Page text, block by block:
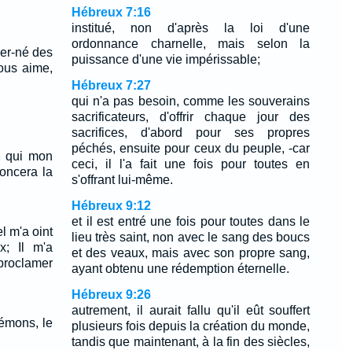
né des
aime,
qui mon
la
m'a oint
Il m'a
le
Hébreux 7:16
institué, non d'après la loi d'une
ordonnance charnelle, mais selon la
puissance d'une vie impérissable;
Hébreux 7:27
qui n'a pas besoin, comme les souverains
sacrificateurs, d'offrir chaque jour des
sacrifices, d'abord pour ses propres
péchés, ensuite pour ceux du peuple, -car
ceci, il l'a fait une fois pour toutes en
s'offrant lui-même.
Hébreux 9:12
et il est entré une fois pour toutes dans le
lieu très saint, non avec le sang des boucs
et des veaux, mais avec son propre sang,
ayant obtenu une rédemption éternelle.
Hébreux 9:26
autrement, il aurait fallu qu'il eût souffert
plusieurs fois depuis la création du monde,
tandis que maintenant, à la fin des siècles,